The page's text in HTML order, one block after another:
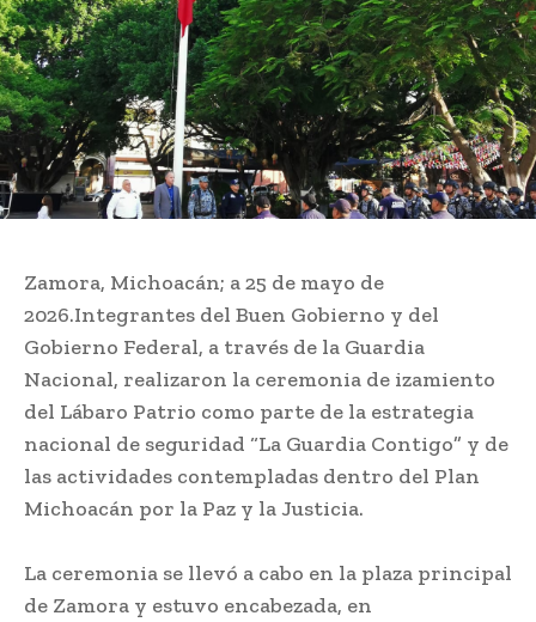
Zamora, Michoacán; a 25 de mayo de
2026.Integrantes del Buen Gobierno y del
Gobierno Federal, a través de la Guardia
Nacional, realizaron la ceremonia de izamiento
del Lábaro Patrio como parte de la estrategia
nacional de seguridad “La Guardia Contigo” y de
las actividades contempladas dentro del Plan
Michoacán por la Paz y la Justicia.
La ceremonia se llevó a cabo en la plaza principal
de Zamora y estuvo encabezada, en